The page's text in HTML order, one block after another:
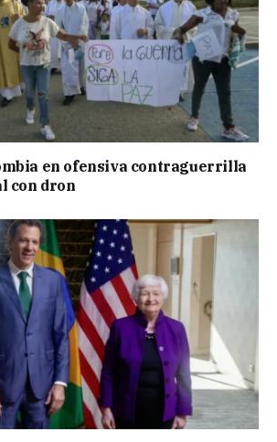
en ofensiva contraguerrilla
con dron